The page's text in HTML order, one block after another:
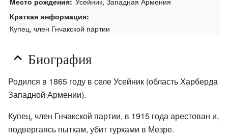
Краткая информация:
Купец, член Гнчакской партии
Биография
Родился в 1865 году в селе Усейник (область Харберда
Западной Армении).
Купец, член Гнчакской партии, в 1915 года арестован и,
подвергаясь пыткам, убит турками в Мезре.